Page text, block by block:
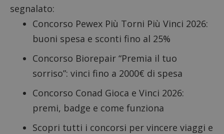
segnalato:
Concorso Pewex Più Torni Più Vinci 2026:
buoni spesa e sconti fino al 25%
Concorso Biorepair “Premia il tuo
sorriso”: vinci fino a 2000€ di spesa
Concorso Conad Gioca e Vinci 2026:
premi, badge e come funziona
Scopri tutti i concorsi per vincere viaggi e